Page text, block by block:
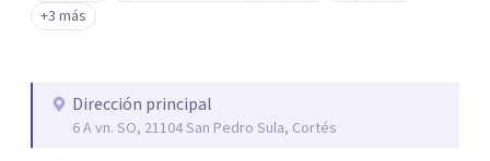
+3 más
Dirección principal
6 A vn. SO, 21104 San Pedro Sula, Cortés